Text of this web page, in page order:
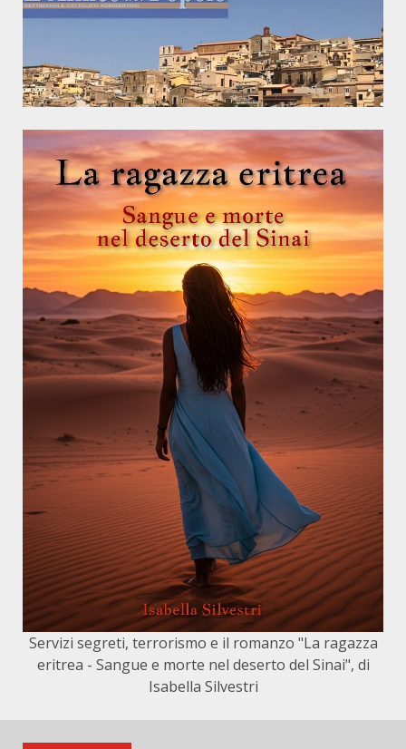
Servizi segreti, terrorismo e il romanzo "La ragazza
eritrea - Sangue e morte nel deserto del Sinai", di
Isabella Silvestri